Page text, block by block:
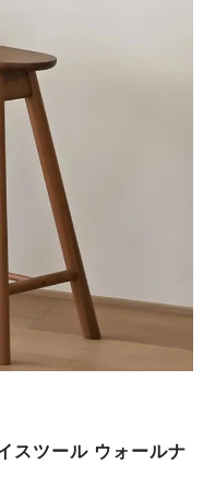
スツール ウォールナ